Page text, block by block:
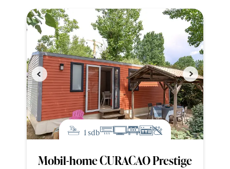
1 sdb
Mobil-home CURACAO Prestige